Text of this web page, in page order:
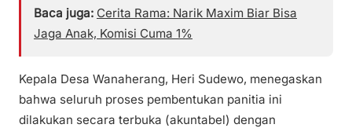
Baca juga: Cerita Rama: Narik Maxim Biar Bisa
Jaga Anak, Komisi Cuma 1%
Kepala Desa Wanaherang, Heri Sudewo, menegaskan
bahwa seluruh proses pembentukan panitia ini
dilakukan secara terbuka (akuntabel) dengan